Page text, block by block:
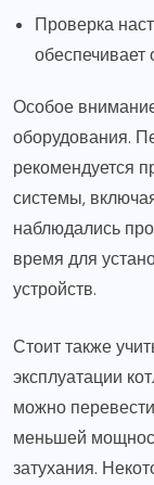
Проверка
Особое
оборудования.
рекомендуется
системы,
наблюдались
время для
устройств.
Стоит также
эксплуатации
можно
меньшей
затухания.